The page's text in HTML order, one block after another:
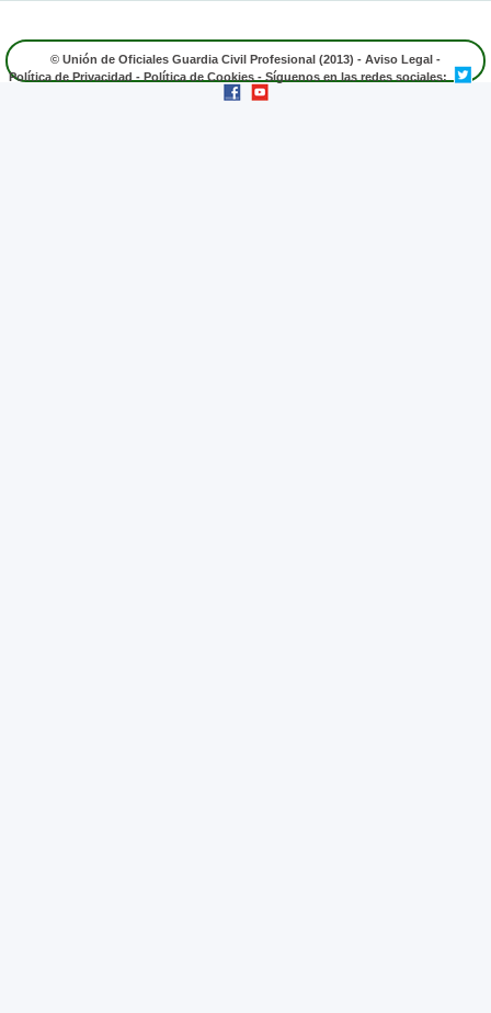
© Unión de Oficiales Guardia Civil Profesional (2013) - Aviso Legal -
Política de Privacidad-Política de Cookies- Síguenos en las redes sociales: